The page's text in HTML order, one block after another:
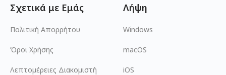
Σχετικά με Εμάς
Πολιτική Απορρήτου
Όροι Χρήσης
Λεπτομέρειες Διακομιστή
Λήψη
Windows
macOS
iOS